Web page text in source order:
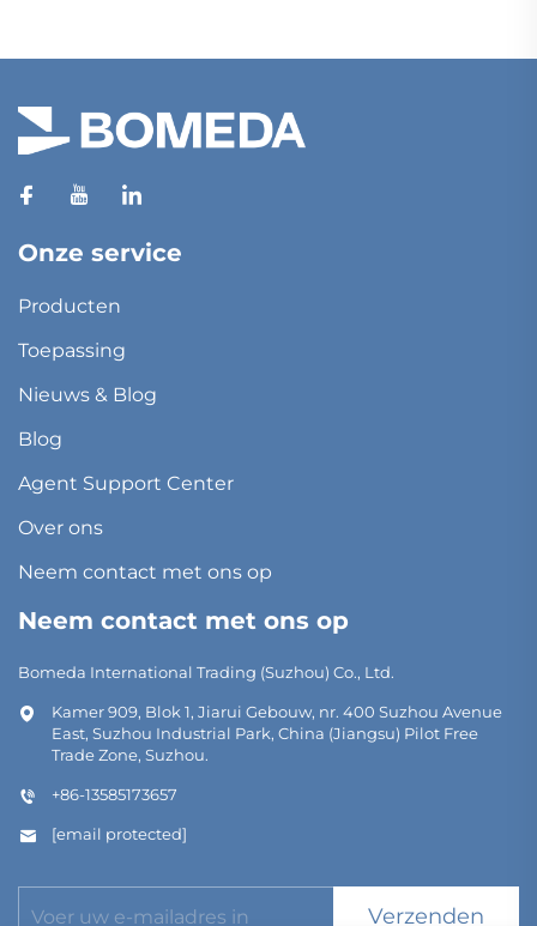
Onze service
Producten
Toepassing
Nieuws & Blog
Blog
Agent Support Center
Over ons
Neem contact met ons op
Neem contact met ons op
Bomeda International Trading (Suzhou) Co., Ltd.
Kamer 909, Blok 1, Jiarui Gebouw, nr. 400 Suzhou Avenue
East, Suzhou Industrial Park, China (Jiangsu) Pilot Free
Trade Zone, Suzhou.
+86-13585173657
[email protected]
Verzenden